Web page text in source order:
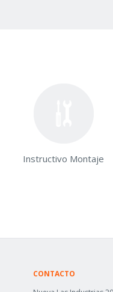
Instructivo Montaje
CONTACTO